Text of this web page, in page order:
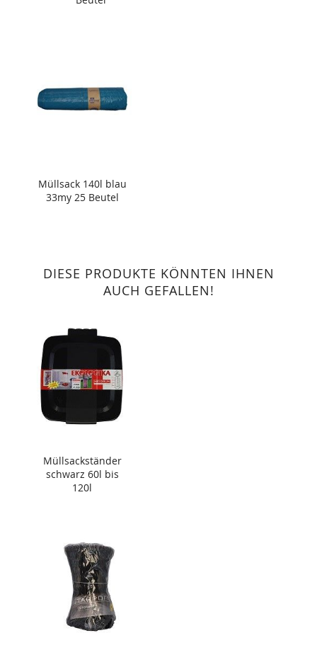
Müllsack 140l blau
33my 25 Beutel
DIESE PRODUKTE KÖNNTEN IHNEN
AUCH GEFALLEN!
Müllsackständer
schwarz 60l bis
120l